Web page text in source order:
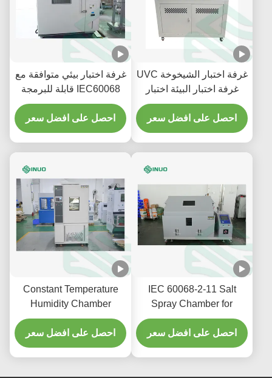
غرفة اختبار الشيخوخة UVC
غرفة اختبار البيئة اختبار
التعرض للأشعة فوق
البنفسجية
احصل على افضل سعر
غرفة اختبار بيئي متوافقة مع
IEC60068 قابلة للبرمجة
بسعة 1000 لتر لاختبار درجة
الحرارة والرطوبة
احصل على افضل سعر
IEC 60068-2-11 Salt
Spray Chamber for
Environmental Corrosion
Reliability Testing
احصل على افضل سعر
Constant Temperature
Humidity Chamber
-20℃~150℃ for Storage
Reliability Test
احصل على افضل سعر